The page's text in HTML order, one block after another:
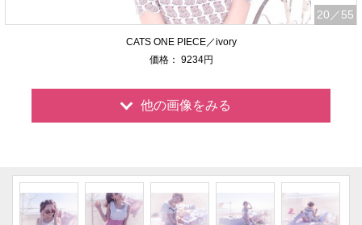
20 ／55
CATS ONE PIECE／ivory
価格： 9234円
他の画像をみる